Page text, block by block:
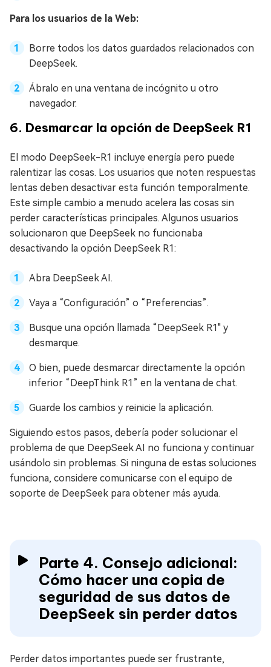
Para los usuarios de la Web:
Borre todos los datos guardados relacionados con
DeepSeek.
Ábralo en una ventana de incógnito u otro
navegador.
6. Desmarcar la opción de DeepSeek R1
El modo DeepSeek-R1 incluye energía pero puede
ralentizar las cosas. Los usuarios que noten respuestas
lentas deben desactivar esta función temporalmente.
Este simple cambio a menudo acelera las cosas sin
perder características principales. Algunos usuarios
solucionaron que DeepSeek no funcionaba
desactivando la opción DeepSeek R1:
Abra DeepSeek AI.
Vaya a “Configuración” o “Preferencias”.
Busque una opción llamada “DeepSeek R1" y
desmarque.
O bien, puede desmarcar directamente la opción
inferior “DeepThink R1” en la ventana de chat.
Guarde los cambios y reinicie la aplicación.
Siguiendo estos pasos, debería poder solucionar el
problema de que DeepSeek AI no funciona y continuar
usándolo sin problemas. Si ninguna de estas soluciones
funciona, considere comunicarse con el equipo de
soporte de DeepSeek para obtener más ayuda.
Parte 4. Consejo adicional:
Cómo hacer una copia de
seguridad de sus datos de
DeepSeek sin perder datos
Perder datos importantes puede ser frustrante,